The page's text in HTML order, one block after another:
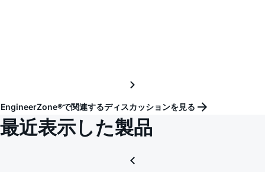
EngineerZone®で関連するディスカッションを見る
最近表示した製品